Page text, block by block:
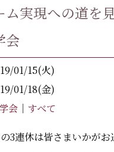
ム実現への道を
会
01/15(火)
01/18(金)
会 ｜ すべて
3連休は皆さまいかがお